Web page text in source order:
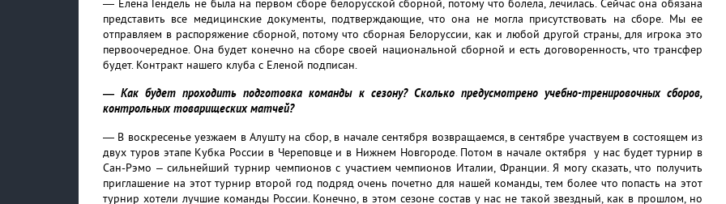
— Елена Гендель не была на первом сборе белорусской сборной, потому что болела, лечилась. Сейчас она обязана
представить все медицинские документы, подтверждающие, что она не могла присутствовать на сборе. Мы ее
отправляем в распоряжение сборной, потому что сборная Белоруссии, как и любой другой страны, для игрока это
первоочередное. Она будет конечно на сборе своей национальной сборной и есть договоренность, что трансфер
будет. Контракт нашего клуба с Еленой подписан.
— Как будет проходить подготовка команды к сезону? Сколько предусмотрено учебно-тренировочных сборов,
контрольных товарищеских матчей?
— В воскресенье уезжаем в Алушту на сбор, в начале сентября возвращаемся, в сентябре участвуем в состоящем из
двух туров этапе Кубка России в Череповце и в Нижнем Новгороде. Потом в начале октября у нас будет турнир в
Сан-Рэмо – сильнейший турнир чемпионов с участием чемпионов Италии, Франции. Я могу сказать, что получить
приглашение на этот турнир второй год подряд очень почетно для нашей команды, тем более что попасть на этот
турнир хотели лучшие команды России. Конечно, в этом сезоне состав у нас не такой звездный, как в прошлом, но